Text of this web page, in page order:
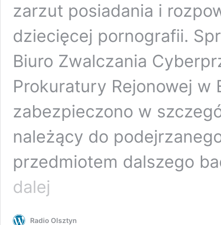
zarzut posiadania i
dziecięcej pornografii.
Biuro Zwalczania
Prokuratury Rejonowej w
zabezpieczono w
należący do
przedmiotem dalszego
dalej
posiadania
Radio Olsztyn